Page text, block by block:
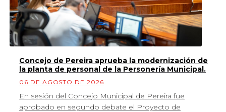
Concejo de Pereira aprueba la modernización de
la planta de personal de la Personería Municipal.
06 DE AGOSTO DE 2026
En sesión del Concejo Municipal de Pereira fue
aprobado en segundo debate el Proyecto de